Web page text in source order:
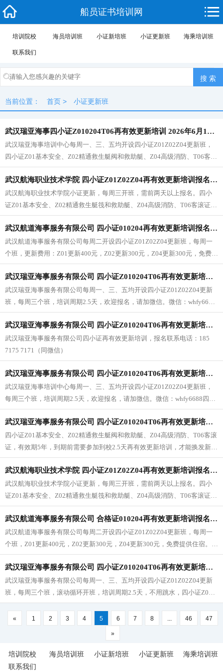
船员证书培训网
培训院校 海员培训班 小证新培班 小证更新班 海乘培训班
联系我们
当前位置： 首页 > 小证更新班
武汉瑞亚海事四小证Z010204T06再有效更新培训 2026年6月10日开班（每周一三五开班）
武汉瑞亚海事培训中心每周一、三、五均开设四小证Z01Z02Z04更新班，
四小证Z01基本安全、Z02精通救生艇阀和救助艇、Z04高级消防、T06客滚
证，培训2.5天，更新不用跳水，报名联系电话：185 7175 7171（同微信）
武汉航海职业技术学院 四小证Z01Z02Z04再有效更新培训报名 2026年6月10日
武汉航海职业技术学院小证更新，每周三开班，需前两天以上报名。四小
证Z01基本安全、Z02精通救生艇筏和救助艇、Z04高级消防、T06客滚证，
有效期5年，到期前需要参加到校3天再有效更新，才能换发新证书。报名
详询 景老师 微信：whfy6688报名电话：185 7175 7171
武汉航道海事服务有限公司 四小证010204再有效更新培训报名 2026年6月2日（每周二开班）
武汉航道海事服务有限公司每周二开设四小证Z01Z02Z04更新班，每周一
个班，更新费用：Z01更新400元，Z02更新300元，Z04更新300元，免费提
供住宿。欢迎报名，请加微信。微信：whfy6688
武汉瑞亚海事服务有限公司 四小证Z010204T06再有效更新培训 2026年6月8日开班
武汉瑞亚海事服务有限公司每周一、三、五均开设四小证Z01Z02Z04更新
班，每周三个班，培训周期2.5天，欢迎报名，请加微信。微信：whfy6688
四小证Z01基本安全、Z02精通救生艇阀和救助艇、Z04高级消防、T06客滚
证，有效期5年，到期前需要参加到校2.5天再有效更新培训，才能换发新证
书。
武汉瑞亚海事服务有限公司 四小证Z010204T06再有效更新培训 2026年6月5日开班
武汉瑞亚海事服务有限公司四小证再有效更新培训，报名联系电话：185
7175 7171（同微信）
武汉瑞亚海事服务有限公司 四小证Z010204T06再有效更新培训 2026年6月3日开班
武汉瑞亚海事培训中心每周一、三、五均开设四小证Z01Z02Z04更新班，
每周三个班，培训周期2.5天，欢迎报名，请加微信。微信：whfy6688四小
证Z01基本安全、Z02精通救生艇阀和救助艇、Z04高级消防、T06客滚证，
有效期5年，到期前需要参加到校2.5天再有效更新培训，才能换发新证书。
武汉瑞亚海事服务有限公司 四小证Z010204T06再有效更新培训 2026年6月1日开班
四小证Z01基本安全、Z02精通救生艇阀和救助艇、Z04高级消防、T06客滚
证，有效期5年，到期前需要参加到校2.5天再有效更新培训，才能换发新证
书。更新不用跳水，不愿意跳水的可以报这个学校，报名联系电话：185
7175 7171（同微信）
武汉航海职业技术学院 四小证Z01Z02Z04再有效更新培训报名 2026年6月3日
武汉航海职业技术学院小证更新，每周三开班，需前两天以上报名。四小
证Z01基本安全、Z02精通救生艇筏和救助艇、Z04高级消防、T06客滚证，
有效期5年，到期前需要参加到校3天再有效更新，才能换发新证书。
武汉航道海事服务有限公司 合格证010204再有效更新培训报名 2026年6月2日（每周二开班）
武汉航道海事服务有限公司每周二开设四小证Z01Z02Z04更新班，每周一
个班，Z01更新400元，Z02更新300元，Z04更新300元，免费提供住宿。欢
迎报名，请加微信。微信：whfy6688
武汉瑞亚海事服务有限公司 四小证Z010204T06再有效更新培训 2026年5月29日开班
武汉瑞亚海事服务有限公司每周一、三、五均开设四小证Z01Z02Z04更新
班，每周三个班，滚动循环开班，培训周期2.5天，不用跳水，四小证Z01
基本安全、Z02精通救生艇阀和救助艇、Z04高级消防、T06客滚证，有效
期5年。报名联系电话：185 7175 7171（同微信）
« 1 2 3 4 5 6 7 8 ... 46 47
»
培训院校 海员培训班 小证新培班 小证更新班
海乘培训班
联系我们